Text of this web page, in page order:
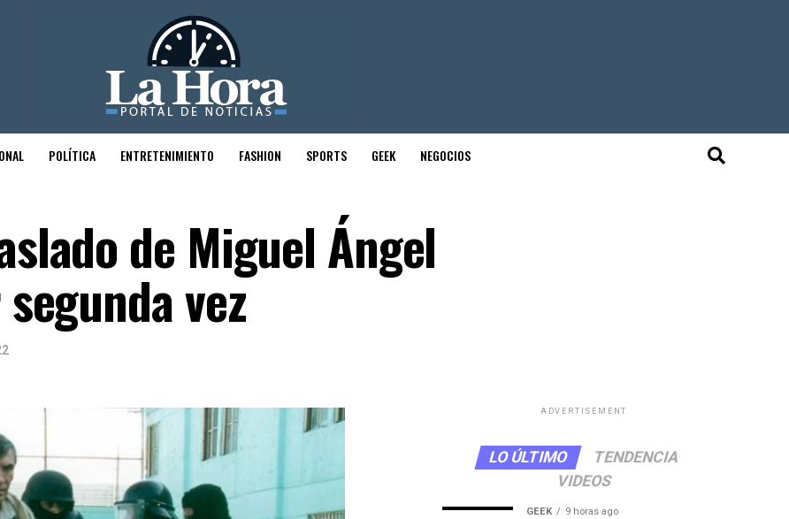
POLÍTICA ENTRETENIMIENTO FASHION SPORTS GEEK NEGOCIOS
de Miguel Ángel
vez
ADVERTISEMENT
LO ÚLTIMO
TENDENCIA
VIDEOS
GEEK 9 horas ago